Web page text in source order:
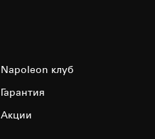
Napoleon клуб
Гарантия
Акции